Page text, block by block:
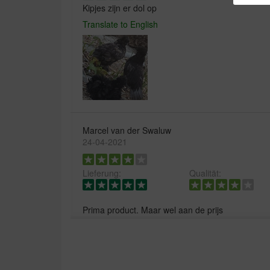
Kipjes zijn er dol op
Translate to English
Marcel van der Swaluw
24-04-2021
Lieferung: Qualität:
Prima product. Maar wel aan de prijs